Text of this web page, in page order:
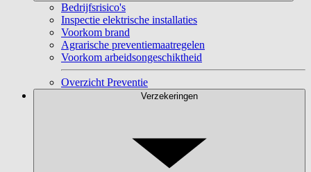
Bedrijfsrisico's
Inspectie elektrische installaties
Voorkom brand
Agrarische preventiemaatregelen
Voorkom arbeidsongeschiktheid
Overzicht Preventie
Verzekeringen